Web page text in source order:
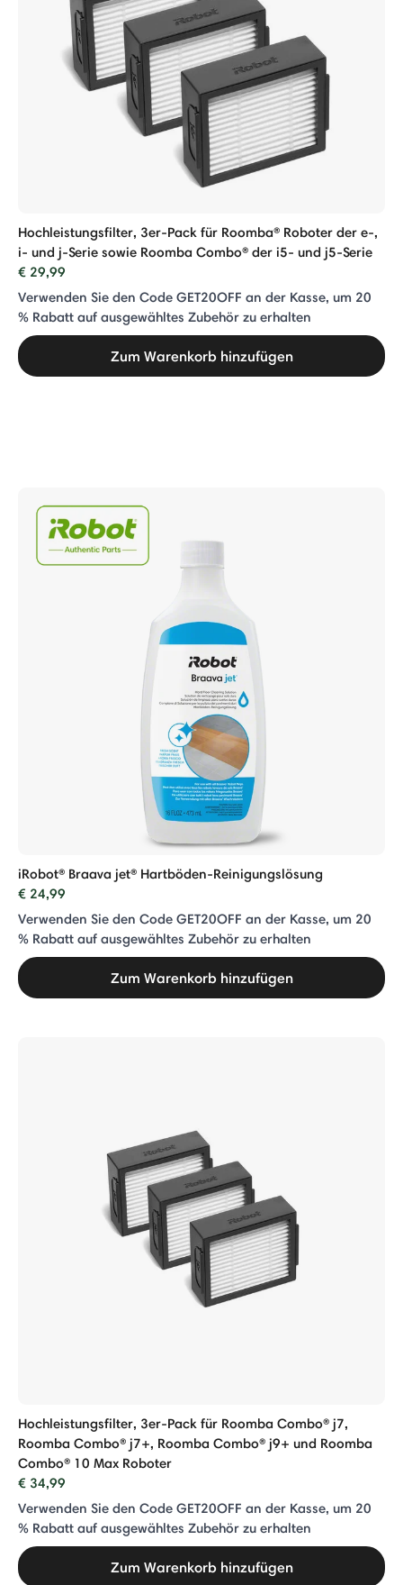
Hochleistungsfilter, 3er-Pack für Roomba® Roboter der e-,
i- und j-Serie sowie Roomba Combo® der i5- und j5-Serie
€ 29,99
Verwenden Sie den Code GET20OFF an der Kasse, um 20
% Rabatt auf ausgewähltes Zubehör zu erhalten
Zum Warenkorb hinzufügen
iRobot® Braava jet® Hartböden-Reinigungslösung
€ 24,99
Verwenden Sie den Code GET20OFF an der Kasse, um 20
% Rabatt auf ausgewähltes Zubehör zu erhalten
Zum Warenkorb hinzufügen
Hochleistungsfilter, 3er-Pack für Roomba Combo® j7,
Roomba Combo® j7+, Roomba Combo® j9+ und Roomba
Combo® 10 Max Roboter
€ 34,99
Verwenden Sie den Code GET20OFF an der Kasse, um 20
% Rabatt auf ausgewähltes Zubehör zu erhalten
Zum Warenkorb hinzufügen